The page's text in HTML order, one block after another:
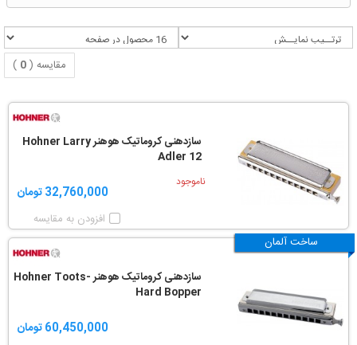
مقایسه (0
)
سازدهنی کروماتیک هوهنر Hohner Larry
Adler 12
ناموجود
32,760,000 تومان
افزودن به مقایسه
ساخت آلمان
سازدهنی کروماتیک هوهنر Hohner Toots-
Hard Bopper
60,450,000 تومان